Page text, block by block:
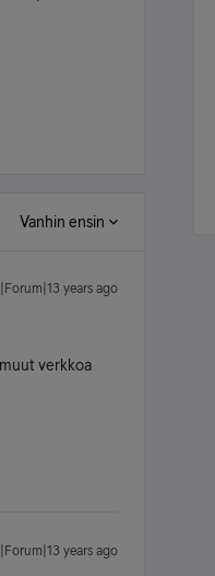
Vanhin ensin
years ago
verkkoa
years ago